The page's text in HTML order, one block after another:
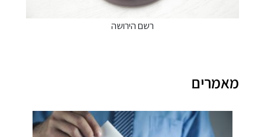
רשם הירושה